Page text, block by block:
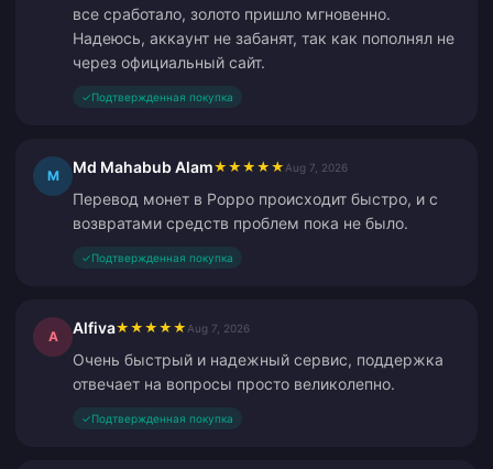
все сработало, золото пришло мгновенно.
Надеюсь, аккаунт не забанят, так как пополнял не
через официальный сайт.
✓Подтвержденная покупка
M Md Mahabub Alam★ ★ ★ ★ ★ Aug 7, 2026
Перевод монет в Poppo происходит быстро, и с
возвратами средств проблем пока не было.
✓Подтвержденная покупка
A Alfiva★ ★ ★ ★ ★ Aug 7, 2026
Очень быстрый и надежный сервис, поддержка
отвечает на вопросы просто великолепно.
✓Подтвержденная покупка